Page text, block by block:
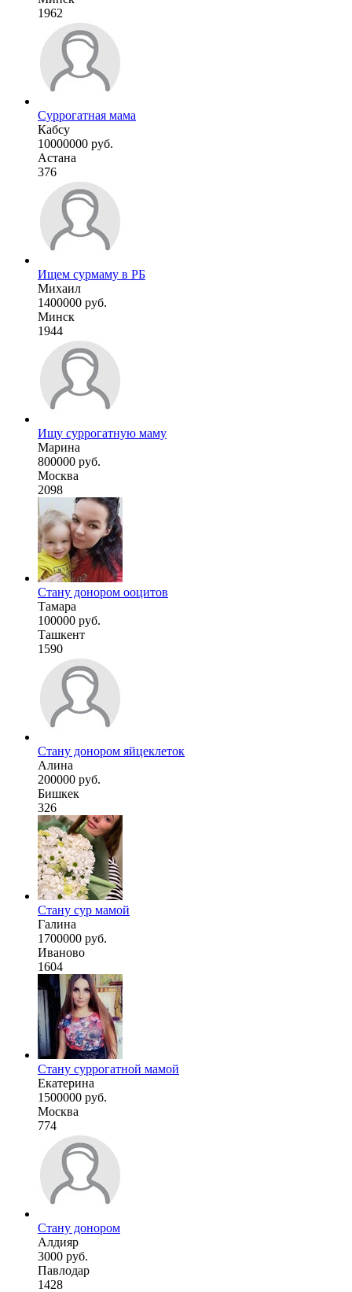
1962
Суррогатная мама
Кабсу
10000000 руб.
Астана
376
Ищем сурмаму в РБ
Михаил
1400000 руб.
Минск
1944
Ищу суррогатную маму
Марина
800000 руб.
Москва
2098
Стану донором ооцитов
Тамара
100000 руб.
Ташкент
1590
Стану донором яйцеклеток
Алина
200000 руб.
Бишкек
326
Стану сур мамой
Галина
1700000 руб.
Иваново
1604
Стану суррогатной мамой
Екатерина
1500000 руб.
Москва
774
Стану донором
Алдияр
3000 руб.
Павлодар
1428